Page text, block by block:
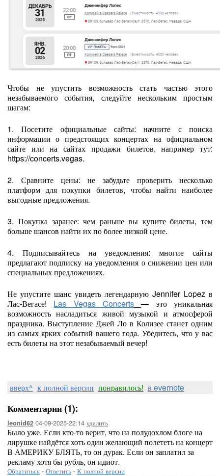
Чтобы не упустить возможность стать частью этого
незабываемого события, следуйте нескольким простым
шагам:
1. Посетите официальные сайты: начните с поиска
информации о предстоящих концертах на официальном
сайте или на сайтах продажи билетов, например тут:
https://concerts.vegas.
2. Сравните цены: не забудьте проверить несколько
платформ для покупки билетов, чтобы найти наиболее
выгодные предложения.
3. Покупка заранее: чем раньше вы купите билеты, тем
больше шансов найти их по более низкой цене.
4. Подписывайтесь на уведомления: многие сайты
предлагают подписку на уведомления о снижении цен или
специальных предложениях.
Не упустите шанс увидеть легендарную Jennifer Lopez в
Лас-Вегасе! Las Vegas Concerts
— это уникальная
возможность насладиться живой музыкой и атмосферой
праздника. Выступление Джей Ло в Колизее станет одним
из самых ярких событий вашего года. Убедитесь, что у вас
есть билеты на этот незабываемый вечер!
вверх^ к полной версии понравилось! в evernote
Комментарии (1):
leonid62 04-09-2025-22:14 удалить
Было уже. Если кто-то верит, что на полудохлом блоге на
лирушке найдётся хоть один желающий полететь на концерт
В АМЕРИКУ БЛЯТЬ, то он дурак. Если он заплатил за
рекламу хотя бы рубль, он идиот.
Обратиться - Ответить - К полной версии